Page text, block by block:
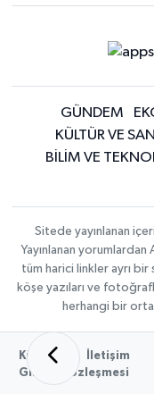
GÜNDEM
KÜLTÜR VE
BİLİM VE
Sitede yayınlanan
Yayınlanan
tüm harici linkler ayrı bir
köşe yazıları ve
herhangi bir
Künye
İletişim
Gizlilik Sözleşmesi